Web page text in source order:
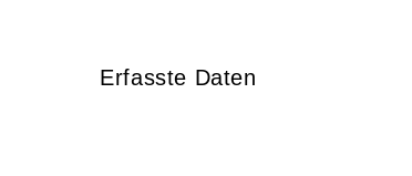
Erfasste Daten